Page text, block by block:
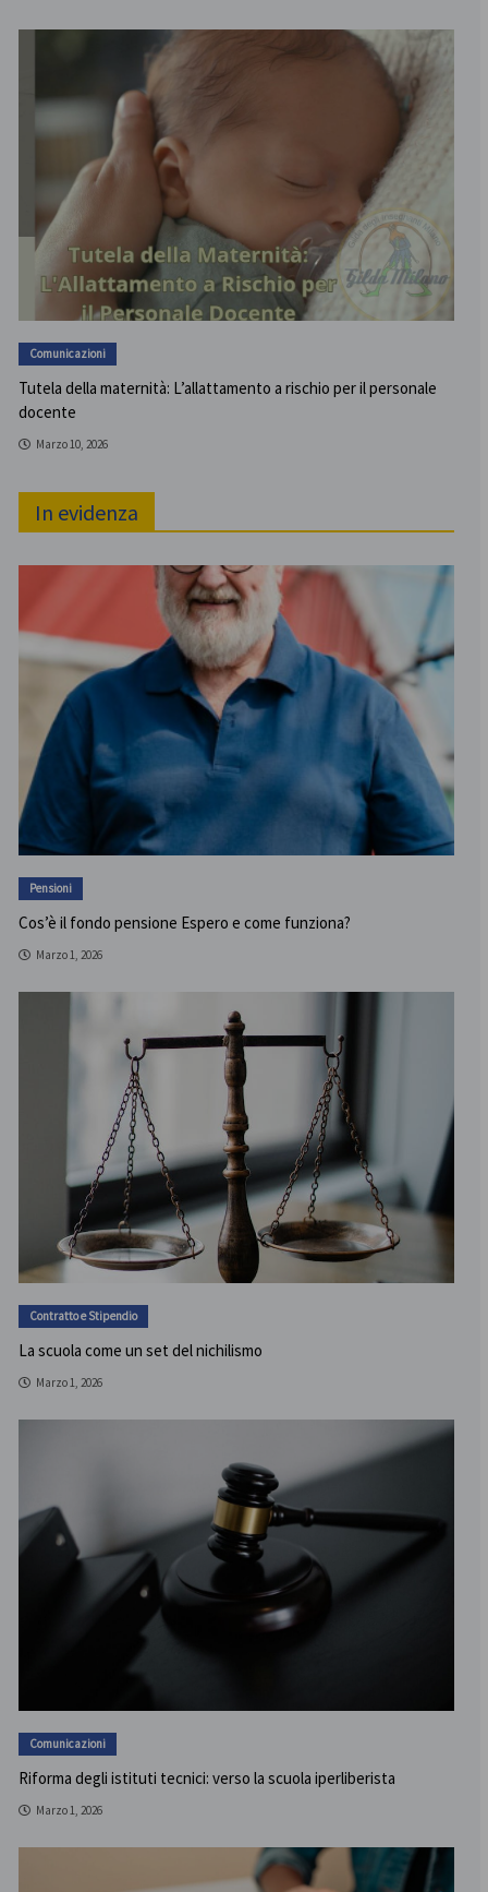
Comunicazioni
Tutela della maternità: L’allattamento a rischio per il personale
docente
Marzo 10, 2026
In evidenza
Pensioni
Cos’è il fondo pensione Espero e come funziona?
Marzo 1, 2026
Contratto e Stipendio
La scuola come un set del nichilismo
Marzo 1, 2026
Comunicazioni
Riforma degli istituti tecnici: verso la scuola iperliberista
Marzo 1, 2026